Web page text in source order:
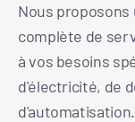
Nous proposons
complète de
à vos besoins
d'électricité, de